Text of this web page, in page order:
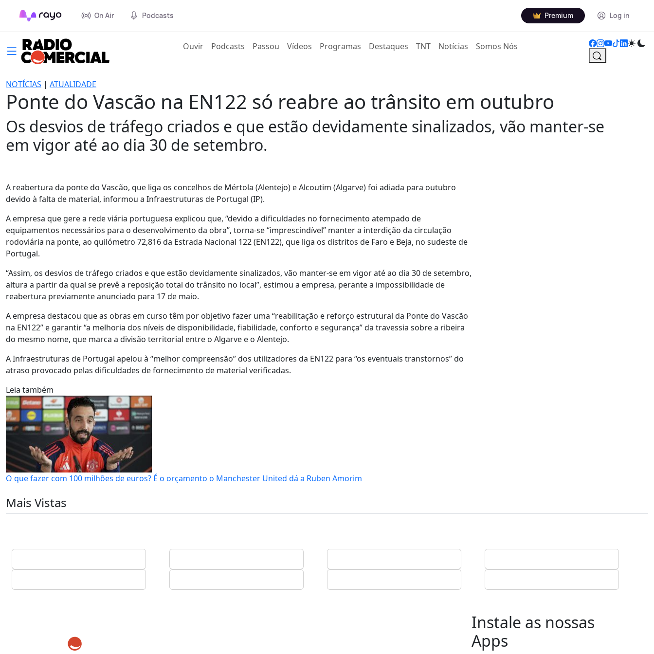
On Air Podcasts Premium Log in
Ouvir(current)
Podcasts Passou Vídeos Programas Destaques TNT Notícias Somos Nós
NOTÍCIAS | ATUALIDADE
Ponte do Vascão na EN122 só reabre ao trânsito em outubro
Os desvios de tráfego criados e que estão devidamente sinalizados, vão manter-se
em vigor até ao dia 30 de setembro.
A reabertura da ponte do Vascão, que liga os concelhos de Mértola (Alentejo) e Alcoutim (Algarve) foi adiada para outubro
devido à falta de material, informou a Infraestruturas de Portugal (IP).
A empresa que gere a rede viária portuguesa explicou que, “devido a dificuldades no fornecimento atempado de
equipamentos necessários para o desenvolvimento da obra”, torna-se “imprescindível” manter a interdição da circulação
rodoviária na ponte, ao quilómetro 72,816 da Estrada Nacional 122 (EN122), que liga os distritos de Faro e Beja, no sudeste de
Portugal.
“Assim, os desvios de tráfego criados e que estão devidamente sinalizados, vão manter-se em vigor até ao dia 30 de setembro,
altura a partir da qual se prevê a reposição total do trânsito no local”, estimou a empresa, perante a impossibilidade de
reabertura previamente anunciado para 17 de maio.
A empresa destacou que as obras em curso têm por objetivo fazer uma “reabilitação e reforço estrutural da Ponte do Vascão
na EN122” e garantir “a melhoria dos níveis de disponibilidade, fiabilidade, conforto e segurança” da travessia sobre a ribeira
do mesmo nome, que marca a divisão territorial entre o Algarve e o Alentejo.
A Infraestruturas de Portugal apelou à “melhor compreensão” dos utilizadores da EN122 para “os eventuais transtornos” do
atraso provocado pelas dificuldades de fornecimento de material verificadas.
Leia também
O que fazer com 100 milhões de euros? É o orçamento o Manchester United dá a Ruben Amorim
Mais Vistas
Instale as nossas
Apps